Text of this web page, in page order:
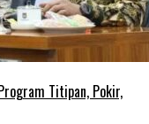
Titipan, Pokir,